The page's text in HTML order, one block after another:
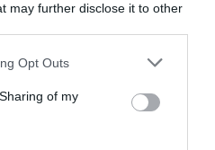
may further disclose it to other
Opt Outs
of my
remet en cause la réception